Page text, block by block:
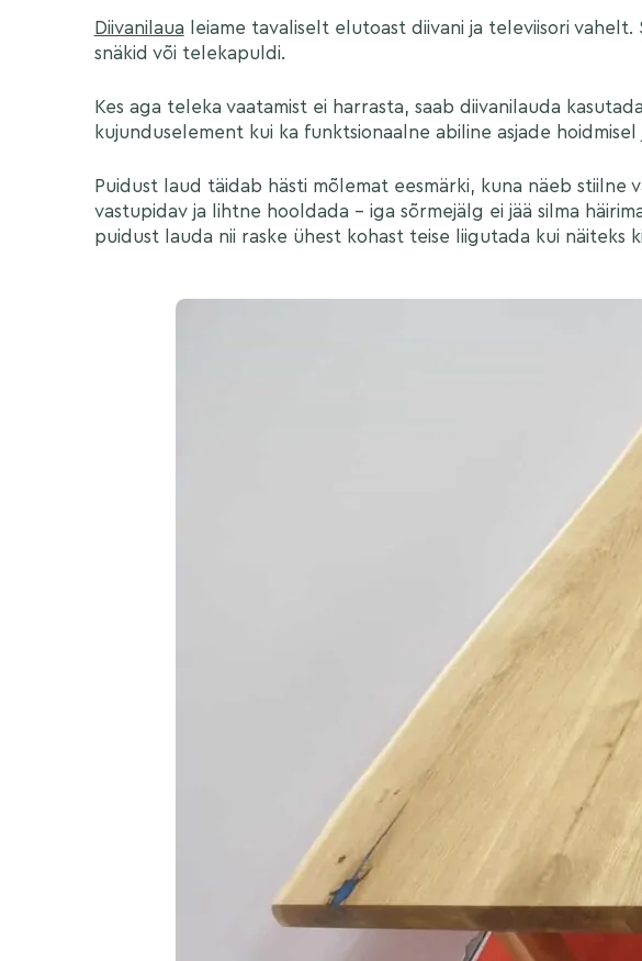
Diivanilaua leiame tavaliselt elutoast diivani ja televiisori vahelt.
snäkid või telekapuldi.
Kes aga teleka vaatamist ei harrasta, saab diivanilauda
kujunduselement kui ka funktsionaalne abiline asjade
Puidust laud täidab hästi mõlemat eesmärki, kuna näeb stiilne
vastupidav ja lihtne hooldada – iga sõrmejälg ei jää silma
puidust lauda nii raske ühest kohast teise liigutada kui näiteks